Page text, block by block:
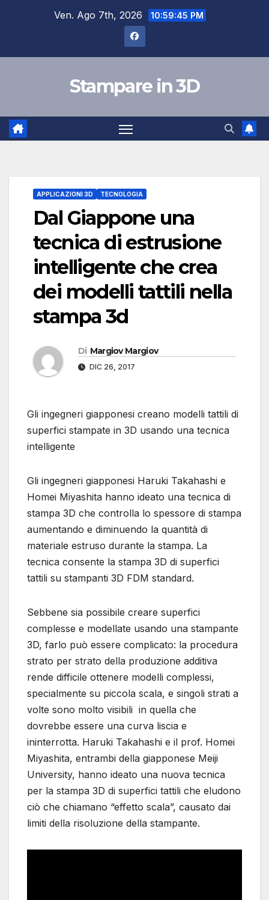
Ven. Ago 7th, 2026 10:59:45 PM
Stampare in 3D
APPLICAZIONI 3D TECNOLOGIA
Dal Giappone una
tecnica di estrusione
intelligente che crea
dei modelli tattili nella
stampa 3d
Di Margiov Margiov
DIC 26, 2017
Gli ingegneri giapponesi creano modelli tattili di
superfici stampate in 3D usando una tecnica
intelligente
Gli ingegneri giapponesi Haruki Takahashi e
Homei Miyashita hanno ideato una tecnica di
stampa 3D che controlla lo spessore di stampa
aumentando e diminuendo la quantità di
materiale estruso durante la stampa. La
tecnica consente la stampa 3D di superfici
tattili su stampanti 3D FDM standard.
Sebbene sia possibile creare superfici
complesse e modellate usando una stampante
3D, farlo può essere complicato: la procedura
strato per strato della produzione additiva
rende difficile ottenere modelli complessi,
specialmente su piccola scala, e singoli strati a
volte sono molto visibili in quella che
dovrebbe essere una curva liscia e
ininterrotta. Haruki Takahashi e il prof. Homei
Miyashita, entrambi della giapponese Meiji
University, hanno ideato una nuova tecnica
per la stampa 3D di superfici tattili che eludono
ciò che chiamano “effetto scala”, causato dai
limiti della risoluzione della stampante.